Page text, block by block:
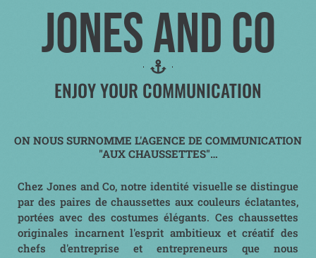
JONES AND CO
ENJOY YOUR COMMUNICATION
ON NOUS SURNOMME L'AGENCE DE COMMUNICATION
"AUX CHAUSSETTES"…
Chez Jones and Co, notre identité visuelle se distingue
par des paires de chaussettes aux couleurs éclatantes,
portées avec des costumes élégants. Ces chaussettes
originales incarnent l'esprit ambitieux et créatif des
chefs d'entreprise et entrepreneurs que nous